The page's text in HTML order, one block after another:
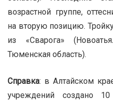
возрастной группе,
на вторую позицию.
из «Сварога»
Тюменская область).
Справка: в Алтайском
учреждений создано